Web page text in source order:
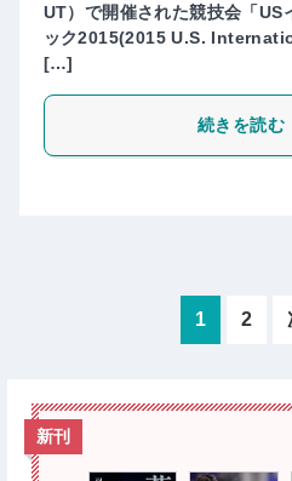
UT）で開催された競技会「US
ック2015(2015 U.S.
[…]
続きを読む
1 2
新刊